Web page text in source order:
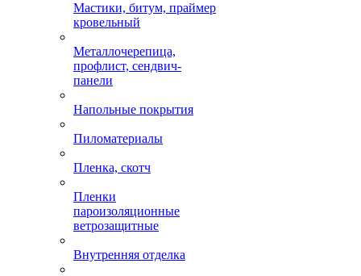
Мастики, битум, праймер
кровельный
Металлочерепица,
профлист, сендвич-
панели
Напольные покрытия
Пиломатериалы
Пленка, скотч
Пленки
пароизоляционные
ветрозащитные
Внутренняя отделка